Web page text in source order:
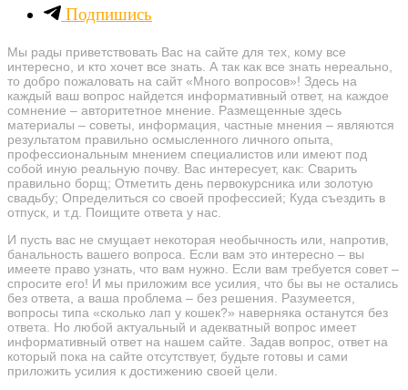
Подпишись
Мы рады приветствовать Вас на сайте для тех, кому все
интересно, и кто хочет все знать. А так как все знать нереально,
то добро пожаловать на сайт «Много вопросов»! Здесь на
каждый ваш вопрос найдется информативный ответ, на каждое
сомнение – авторитетное мнение. Размещенные здесь
материалы – советы, информация, частные мнения – являются
результатом правильно осмысленного личного опыта,
профессиональным мнением специалистов или имеют под
собой иную реальную почву. Вас интересует, как: Сварить
правильно борщ; Отметить день первокурсника или золотую
свадьбу; Определиться со своей профессией; Куда съездить в
отпуск, и т.д. Поищите ответа у нас.
И пусть вас не смущает некоторая необычность или, напротив,
банальность вашего вопроса. Если вам это интересно – вы
имеете право узнать, что вам нужно. Если вам требуется совет –
спросите его! И мы приложим все усилия, что бы вы не остались
без ответа, а ваша проблема – без решения. Разумеется,
вопросы типа «сколько лап у кошек?» наверняка останутся без
ответа. Но любой актуальный и адекватный вопрос имеет
информативный ответ на нашем сайте. Задав вопрос, ответ на
который пока на сайте отсутствует, будьте готовы и сами
приложить усилия к достижению своей цели.